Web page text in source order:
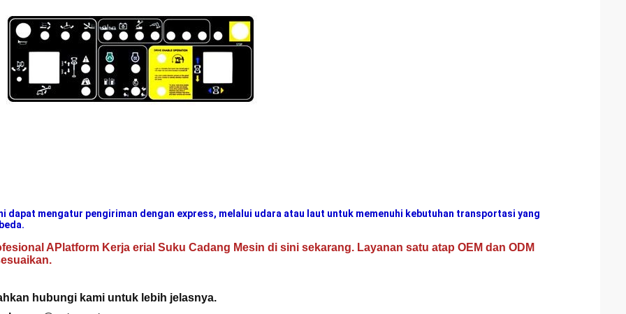
dapat mengatur pengiriman dengan express, melalui udara atau laut untuk memenuhi kebutuhan transportasi yang
A Platform Kerja erial Suku Cadang Mesin di sini sekarang. Layanan satu atap OEM dan ODM
hubungi kami untuk lebih jelasnya.